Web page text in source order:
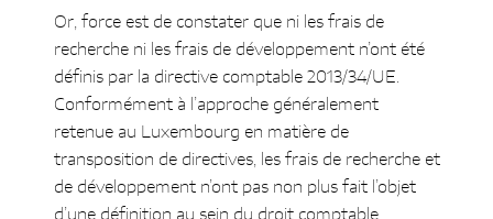
Or, force est de constater que ni les frais de
recherche ni les frais de développement n’ont été
définis par la directive comptable 2013/34/UE.
Conformément à l’approche généralement
retenue au Luxembourg en matière de
transposition de directives, les frais de recherche et
de développement n’ont pas non plus fait l’objet
d’une définition au sein du droit comptable